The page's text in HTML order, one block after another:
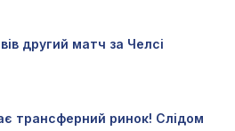
другий матч за Челсі
трансферний ринок! Слідом